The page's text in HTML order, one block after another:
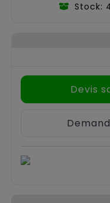
Stock:
Devis